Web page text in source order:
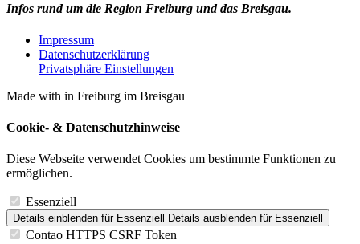
Infos rund um die Region Freiburg und das Breisgau.
Impressum
Datenschutzerklärung
Privatsphäre Einstellungen
Made with in Freiburg im Breisgau
Cookie- & Datenschutzhinweise
Diese Webseite verwendet Cookies um bestimmte Funktionen zu
ermöglichen.
Essenziell
Details einblenden für Essenziell Details ausblenden für Essenziell
Contao HTTPS CSRF Token